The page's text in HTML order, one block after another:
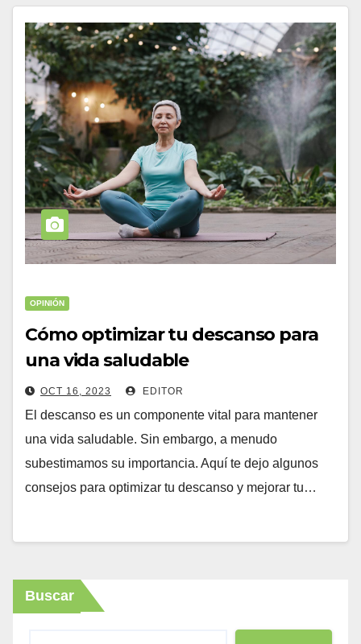
OPINIÓN
Cómo optimizar tu descanso para
una vida saludable
OCT 16, 2023 EDITOR
El descanso es un componente vital para mantener
una vida saludable. Sin embargo, a menudo
subestimamos su importancia. Aquí te dejo algunos
consejos para optimizar tu descanso y mejorar tu…
Buscar